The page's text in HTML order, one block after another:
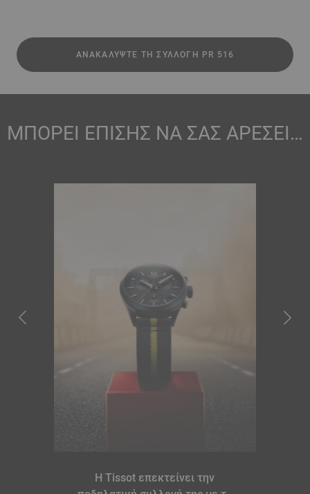
ΑΝΑΚΑΛΎΨΤΕ ΤΗ ΣΥΛΛΟΓΉ PR 516
ΜΠΟΡΕΙ ΕΠΙΣΗΣ ΝΑ ΣΑΣ ΑΡΕΣΕΙ…
Η Tissot επεκτείνει την